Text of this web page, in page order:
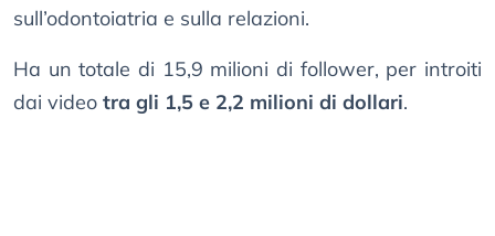
sull’odontoiatria e sulla relazioni.
Ha un totale di 15,9 milioni di follower, per introiti
dai video tra gli 1,5 e 2,2 milioni di dollari.